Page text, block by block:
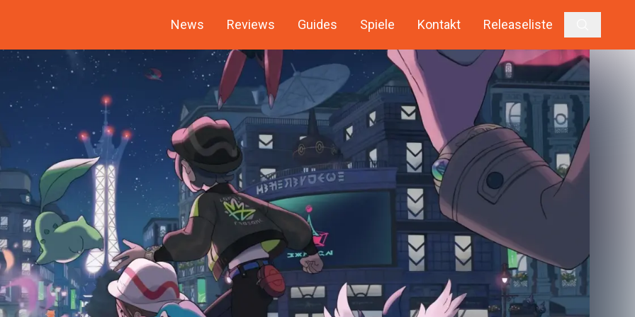
News Reviews Guides Spiele Kontakt Releaseliste